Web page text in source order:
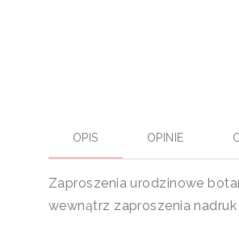
OPIS OPINIE
Zaproszenia urodzinowe
wewnątrz zaproszenia